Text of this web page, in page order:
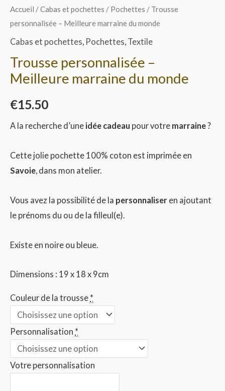
Accueil /Cabas et pochettes / Pochettes / Trousse
personnalisée – Meilleure marraine du monde
Cabas et pochettes, Pochettes, Textile
Trousse personnalisée –
Meilleure marraine du monde
€15.50
A la recherche d’une idée cadeau pour votre marraine?
Cette jolie pochette 100% coton est imprimée en
Savoie, dans mon atelier.
Vous avez la possibilité de la personnaliser en ajoutant
le prénoms du ou de la filleul(e).
Existe en noire ou bleue.
Dimensions : 19 x 18 x 9cm
Couleur de la trousse *
Personnalisation *
Votre personnalisation